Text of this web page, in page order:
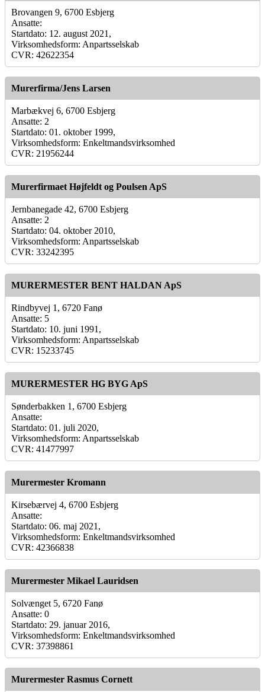
Brovangen 9, 6700 Esbjerg
Ansatte:
Startdato: 12. august 2021,
Virksomhedsform: Anpartsselskab
CVR: 42622354
Murerfirma/Jens Larsen
Marbækvej 6, 6700 Esbjerg
Ansatte: 2
Startdato: 01. oktober 1999,
Virksomhedsform: Enkeltmandsvirksomhed
CVR: 21956244
Murerfirmaet Højfeldt og Poulsen ApS
Jernbanegade 42, 6700 Esbjerg
Ansatte: 2
Startdato: 04. oktober 2010,
Virksomhedsform: Anpartsselskab
CVR: 33242395
MURERMESTER BENT HALDAN ApS
Rindbyvej 1, 6720 Fanø
Ansatte: 5
Startdato: 10. juni 1991,
Virksomhedsform: Anpartsselskab
CVR: 15233745
MURERMESTER HG BYG ApS
Sønderbakken 1, 6700 Esbjerg
Ansatte:
Startdato: 01. juli 2020,
Virksomhedsform: Anpartsselskab
CVR: 41477997
Murermester Kromann
Kirsebærvej 4, 6700 Esbjerg
Ansatte:
Startdato: 06. maj 2021,
Virksomhedsform: Enkeltmandsvirksomhed
CVR: 42366838
Murermester Mikael Lauridsen
Solvænget 5, 6720 Fanø
Ansatte: 0
Startdato: 29. januar 2016,
Virksomhedsform: Enkeltmandsvirksomhed
CVR: 37398861
Murermester Rasmus Cornett